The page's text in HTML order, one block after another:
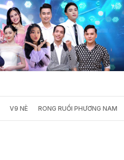
V9 NÈ RONG RUỔI PHƯƠNG NAM